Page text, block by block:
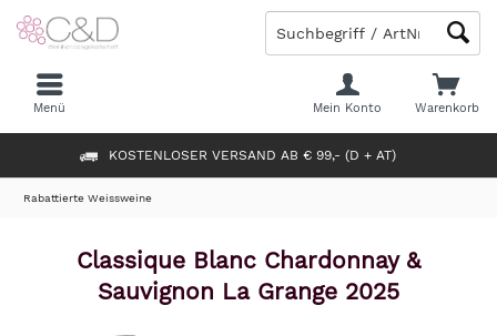
KOSTENLOSER VERSAND AB € 99,- (D + AT)
Warenkorb
Mein Konto
Menü
Rabattierte Weissweine
Classique Blanc Chardonnay &
Sauvignon La Grange 2025